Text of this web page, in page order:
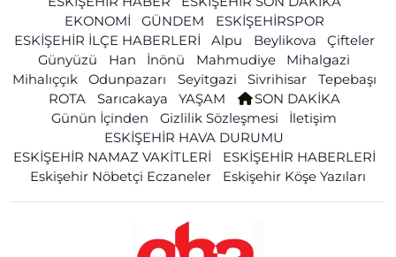
EKONOMİ
GÜNDEM
ESKİŞEHİRSPOR
ESKİŞEHİR İLÇE HABERLERİ
Alpu Beylikova
Çifteler
Günyüzü
Han İnönü Mahmudiye
Mihalgazi
Mihalıççık
Odunpazarı Seyitgazi Sivrihisar
Tepebaşı
ROTA
Sarıcakaya YAŞAM
SON DAKİKA
Günün İçinden
Gizlilik Sözleşmesi
İletişim
ESKİŞEHİR HAVA DURUMU
ESKİŞEHİR NAMAZ VAKİTLERİ
ESKİŞEHİR HABERLERİ
Eskişehir Nöbetçi Eczaneler
Eskişehir Köşe Yazıları